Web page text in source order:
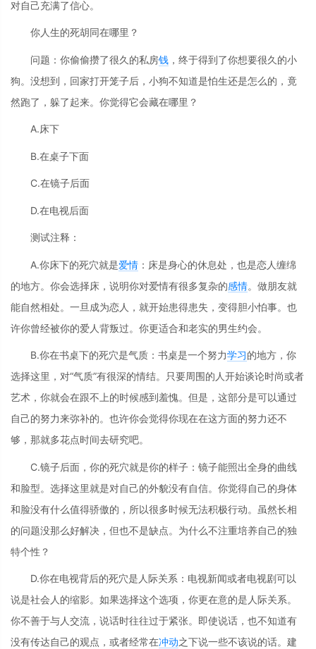
对自己充满了信心。
你人生的死胡同在哪里？
问题：你偷偷攒了很久的私房钱 ，终于得到了你想要很久的小
狗。没想到，回家打开笼子后，小狗不知道是怕生还是怎么的，竟
然跑了，躲了起来。你觉得它会藏在哪里？
A.床下
B.在桌子下面
C.在镜子后面
D.在电视后面
测试注释：
A.你床下的死穴就是爱情 ：床是身心的休息处，也是恋人缠绵
的地方。你会选择床，说明你对爱情有很多复杂的感情。做朋友就
能自然相处。一旦成为恋人，就开始患得患失，变得胆小怕事。也
许你曾经被你的爱人背叛过。你更适合和老实的男生约会。
B.你在书桌下的死穴是气质：书桌是一个努力学习的地方，你
选择这里，对“气质”有很深的情结。只要周围的人开始谈论时尚或者
艺术，你就会在跟不上的时候感到羞愧。但是，这部分是可以通过
自己的努力来弥补的。也许你会觉得你现在在这方面的努力还不
够，那就多花点时间去研究吧。
C.镜子后面，你的死穴就是你的样子：镜子能照出全身的曲线
和脸型。选择这里就是对自己的外貌没有自信。你觉得自己的身体
和脸没有什么值得骄傲的，所以很多时候无法积极行动。虽然长相
的问题没那么好解决，但也不是缺点。为什么不注重培养自己的独
特个性？
D.你在电视背后的死穴是人际关系：电视新闻或者电视剧可以
说是社会人的缩影。如果选择这个选项，你更在意的是人际关系。
你不善于与人交流，说话时往往过于紧张。即使说话，也不知道有
没有传达自己的观点，或者经常在冲动之下说一些不该说的话。建